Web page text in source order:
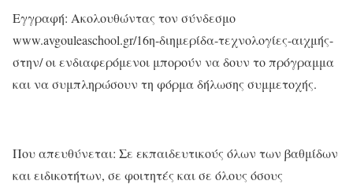
Εγγραφή: Ακολουθώντας τον σύνδεσμο
www.avgouleaschool.gr/16η-διημερίδα-τεχνολογίες-αιχμής-
στην/ οι ενδιαφερόμενοι μπορούν να δουν το πρόγραμμα
και να συμπληρώσουν τη φόρμα δήλωσης συμμετοχής.
Που απευθύνεται: Σε εκπαιδευτικούς όλων των βαθμίδων
και ειδικοτήτων, σε φοιτητές και σε όλους όσους